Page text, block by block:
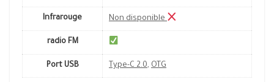
Infrarouge Non disponible
radio FM
Port USB Type-C 2.0, OTG